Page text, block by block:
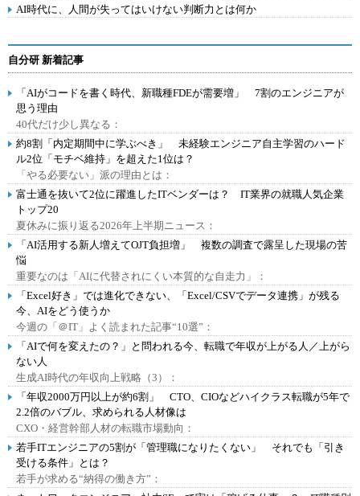
AI時代に、人間が失ってはいけない判断力とは何か
自分研 新着記事
「AIがコードを書く時代、新職種FDEが需要増」 7割のエンジニアが
思う理由
40代だけ少し異なる：
約8割「内定期間中に学ぶべき」 未経験エンジニア自主学習のハード
ル2位「モチベ維持」を超えた1位は？
「やる必要ない」派の理由とは：
富士通を抜いて2位に躍進したITベンダーは？ IT業界の就職人気企業
トップ20
夏休みに振り返る2026年上半期ニュース：
「AI活用する新人増えてOJT負担増」 複数の調査で露呈した現場の苦
悩
重要なのは「AIに代替されにくい本質的な自走力」：
「Excel好き」では進化できない、「Excel/CSVでデータ連携」が残る
今、AIをどう使うか
今週の「＠IT」よく読まれた記事“10選”：
「AIで何を変えたの？」と問われる今、転職で年収が上がる人／上がら
ない人
生成AI時代の年収向上戦略（3）：
「年収2000万円以上が約6割」 CTO、CIOなどハイクラス転職が5年で
2.2倍のバブル、求められる人材像は
CXO・経営幹部人材の転職市場動向：
若手ITエンジニアの5割が「管理職になりたくない」 それでも「引き
受ける条件」とは？
若手が求める“納得の働き方”：